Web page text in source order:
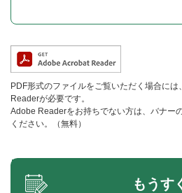
PDF形式のファイルをご覧いただく場合に
Readerが必要です。
Adobe Readerをお持ちでない方は、バナー
ください。（無料）
もうす